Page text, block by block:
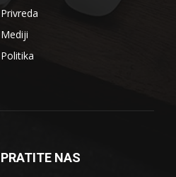
Privreda
Mediji
Politika
PRATITE NAS